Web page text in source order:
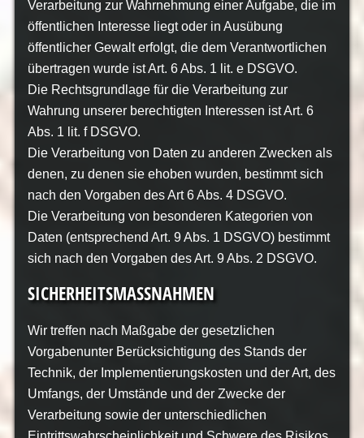
Verarbeitung zur Wahrnehmung einer Aufgabe, die im
öffentlichen Interesse liegt oder in Ausübung
öffentlicher Gewalt erfolgt, die dem Verantwortlichen
übertragen wurde ist Art. 6 Abs. 1 lit. e DSGVO.
Die Rechtsgrundlage für die Verarbeitung zur
Wahrung unserer berechtigten Interessen ist Art. 6
Abs. 1 lit. f DSGVO.
Die Verarbeitung von Daten zu anderen Zwecken als
denen, zu denen sie ehoben wurden, bestimmt sich
nach den Vorgaben des Art 6 Abs. 4 DSGVO.
Die Verarbeitung von besonderen Kategorien von
Daten (entsprechend Art. 9 Abs. 1 DSGVO) bestimmt
sich nach den Vorgaben des Art. 9 Abs. 2 DSGVO.
SICHERHEITSMASSNAHMEN
Wir treffen nach Maßgabe der gesetzlichen
Vorgabenunter Berücksichtigung des Stands der
Technik, der Implementierungskosten und der Art, des
Umfangs, der Umstände und der Zwecke der
Verarbeitung sowie der unterschiedlichen